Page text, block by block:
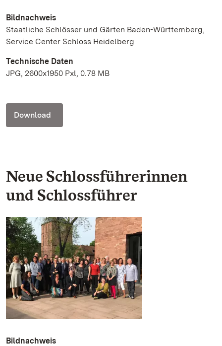
Bildnachweis
Staatliche Schlösser und Gärten Baden-Württemberg,
Service Center Schloss Heidelberg
Technische Daten
JPG, 2600x1950 Pxl, 0.78 MB
Download
Neue Schlossführerinnen
und Schlossführer
Bildnachweis